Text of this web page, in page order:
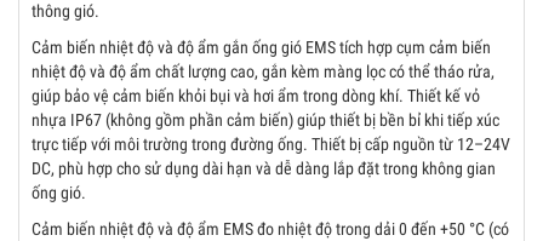
thông gió.
Cảm biến nhiệt độ và độ ẩm gắn ống gió EMS tích hợp cụm cảm biến
nhiệt độ và độ ẩm chất lượng cao, gắn kèm màng lọc có thể tháo rửa,
giúp bảo vệ cảm biến khỏi bụi và hơi ẩm trong dòng khí. Thiết kế vỏ
nhựa IP67 (không gồm phần cảm biến) giúp thiết bị bền bỉ khi tiếp xúc
trực tiếp với môi trường trong đường ống. Thiết bị cấp nguồn từ 12–24V
DC, phù hợp cho sử dụng dài hạn và dễ dàng lắp đặt trong không gian
ống gió.
Cảm biến nhiệt độ và độ ẩm EMS đo nhiệt độ trong dải 0 đến +50 °C (có